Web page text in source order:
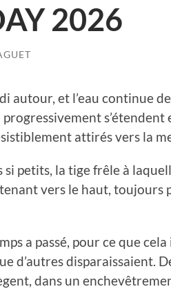
2026
autour, et l’eau continue
s’étendent
attirés vers la
si petits, la tige frêle à
vers le haut, toujours
a passé, pour ce que
d’autres disparaissaient.
dans un